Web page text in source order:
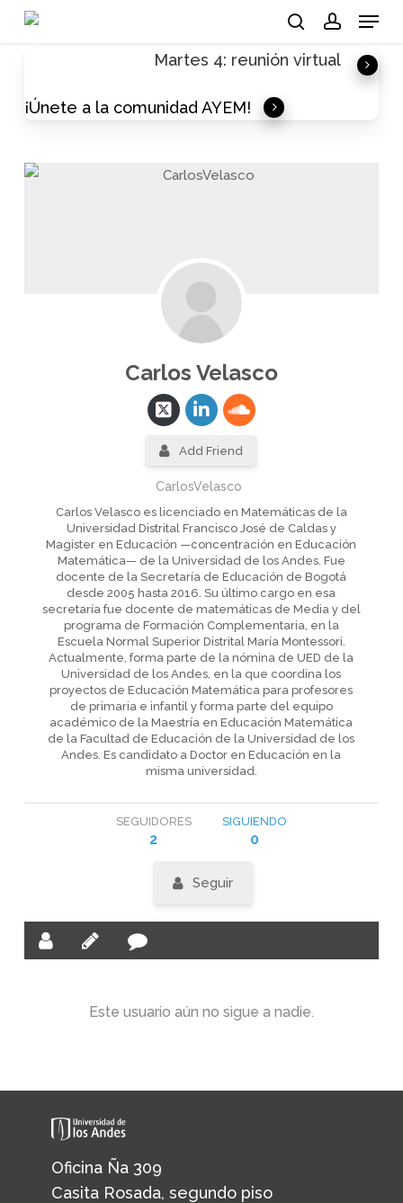
Skip
Menu
Martes 4: reunión virtual
¡Únete a la comunidad AYEM!
Carlos Velasco
Add Friend
CarlosVelasco
Carlos Velasco es licenciado en Matemáticas de la
Universidad Distrital Francisco José de Caldas y
Magister en Educación —concentración en Educación
Matemática— de la Universidad de los Andes. Fue
docente de la Secretaría de Educación de Bogotá
desde 2005 hasta 2016. Su último cargo en esa
secretaría fue docente de matemáticas de Media y del
programa de Formación Complementaria, en la
Escuela Normal Superior Distrital María Montessori.
Actualmente, forma parte de la nómina de UED de la
Universidad de los Andes, en la que coordina los
proyectos de Educación Matemática para profesores
de primaria e infantil y forma parte del equipo
académico de la Maestría en Educación Matemática
de la Facultad de Educación de la Universidad de los
Andes. Es candidato a Doctor en Educación en la
misma universidad.
SEGUIDORES
2
SIGUIENDO
0
Seguir
Este usuario aún no sigue a nadie.
Oficina Ña 309
Casita Rosada, segundo piso